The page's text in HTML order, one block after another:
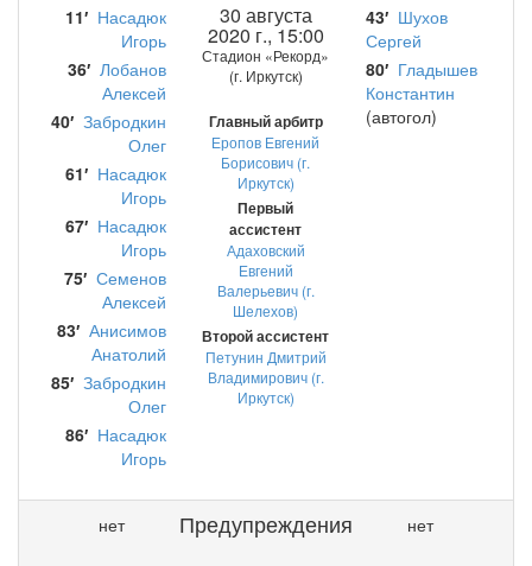
11′ Насадюк
Игорь
36′ Лобанов
Алексей
40′ Забродкин
Олег
61′ Насадюк
Игорь
67′ Насадюк
Игорь
75′ Семенов
Алексей
83′ Анисимов
Анатолий
85′ Забродкин
Олег
86′ Насадюк
Игорь
30 августа
2020 г., 15:00
Стадион «Рекорд»
(г. Иркутск)
Главный арбитр
Еропов Евгений
Борисович (г.
Иркутск)
Первый
ассистент
Адаховский
Евгений
Валерьевич (г.
Шелехов)
Второй ассистент
Петунин Дмитрий
Владимирович (г.
Иркутск)
43′ Шухов
Сергей
80′ Гладышев
Константин
(автогол)
нет Предупреждения нет